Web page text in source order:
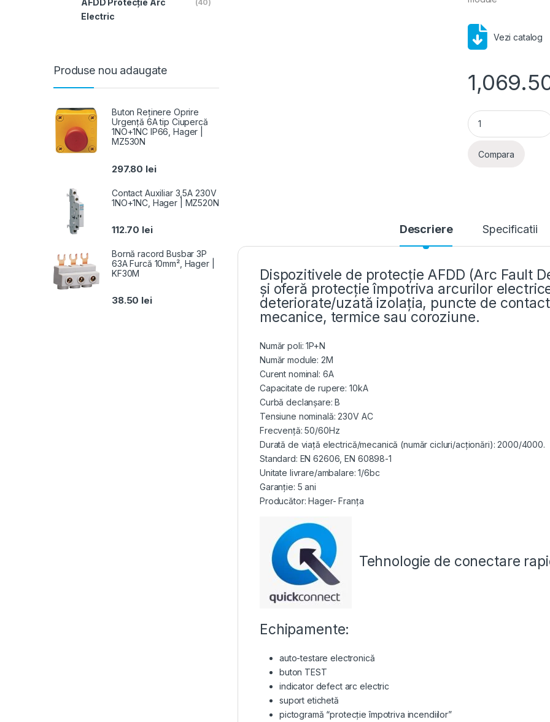
Vezi catalog
Dispozitiv
Compara
Descriere Specificatii
Dispozitivele de protecție AFDD (Arc Fault
și oferă protecție împotriva arcurilor
deteriorate/uzată izolația, puncte de
mecanice, termice sau coroziune.
Număr poli: 1P+N
Număr module: 2M
Curent nominal: 6A
Capacitate de rupere: 10kA
Curbă declanșare: B
Tensiune nominală: 230V AC
Frecvență: 50/60Hz
Durată de viață electrică/mecanică (număr cicluri/acționări): 2000/4000.
Standard: EN 62606, EN 60898-1
Unitate livrare/ambalare: 1/6bc
Garanție: 5 ani
Producător: Hager- Franța
Tehnologie de conectare
Echipamente:
auto-testare electronică
buton TEST
indicator defect arc electric
suport etichetă
pictogramă “protecție împotriva incendiilor”
Electric
(40)
Produse nou adaugate
Buton Reținere Oprire
Urgență 6A tip Ciupercă
1NO+1NC IP66, Hager |
MZ530N
297.80 lei
Contact Auxiliar 3,5A 230V
1NO+1NC, Hager | MZ520N
112.70 lei
Bornă racord Busbar 3P
63A Furcă 10mm², Hager |
KF30M
38.50 lei